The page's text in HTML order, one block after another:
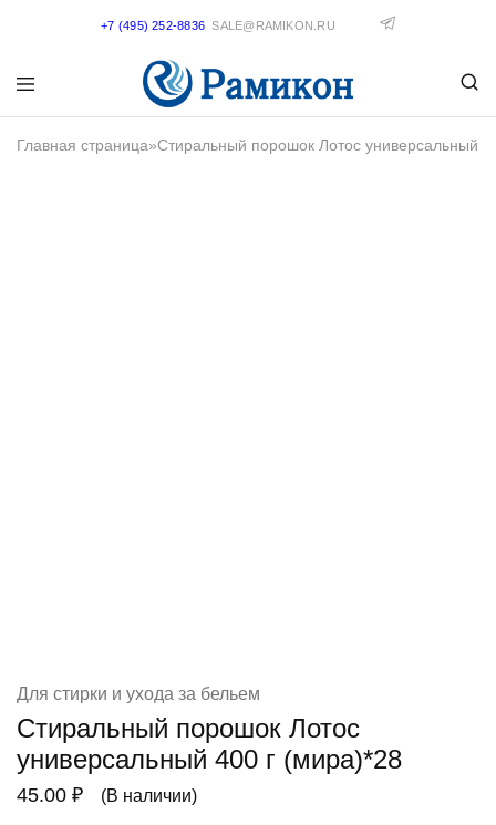
+7 (495) 252-8836 SALE@RAMIKON.RU
Главная страница»Стиральный порошок Лотос универсальный
Для стирки и ухода за бельем
Стиральный порошок Лотос
универсальный 400 г (мира)*28
45.00 ₽ (В наличии)